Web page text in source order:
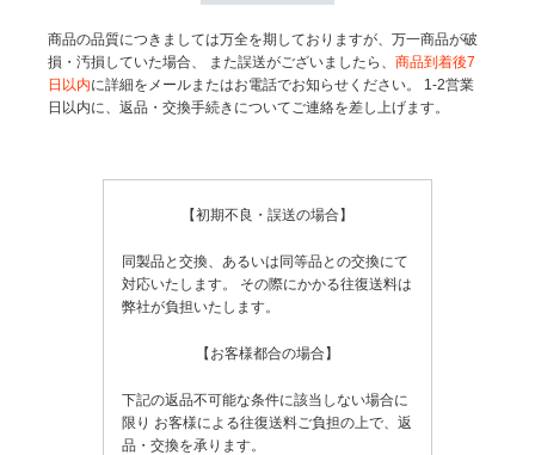
商品の品質につきましては万全を期しておりますが、万一商品が破
損・汚損していた場合、
また誤送がございましたら、商品到着後7
日以内に詳細をメールまたはお電話でお知らせください。
1-2営業
日以内に、返品・交換手続きについてご連絡を差し上げます。
【初期不良・誤送の場合】
同製品と交換、あるいは同等品との交換にて
対応いたします。
その際にかかる往復送料は
弊社が負担いたします。
【お客様都合の場合】
下記の返品不可能な条件に該当しない場合に
限り お客様による往復送料ご負担の上で、返
品・交換を承ります。